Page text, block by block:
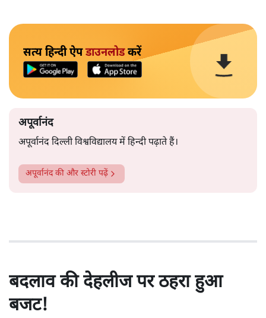
सत्य हिन्दी ऐपडाउनलोडकरें
अपूर्वानंद
अपूर्वानंद दिल्ली विश्वविद्यालय में हिन्दी पढ़ाते हैं।
अपूर्वानंदकी और स्टोरी पढ़ें
बदलाव की देहलीज पर ठहरा हुआ
बजट!